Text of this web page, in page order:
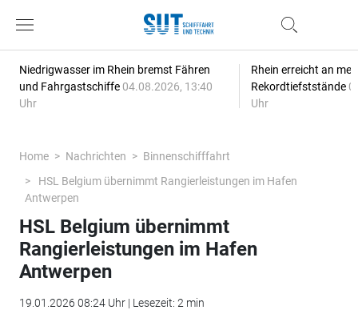
Niedrigwasser im Rhein bremst Fähren
und Fahrgastschiffe 04.08.2026, 13:40
Uhr
Rhein erreicht an
Rekordtiefststände
Uhr
Home Nachrichten
Binnenschifffahrt
HSL Belgium übernimmt Rangierleistungen im Hafen
Antwerpen
HSL Belgium übernimmt
Rangierleistungen im Hafen
Antwerpen
19.01.2026 08:24 Uhr | Lesezeit: 2 min